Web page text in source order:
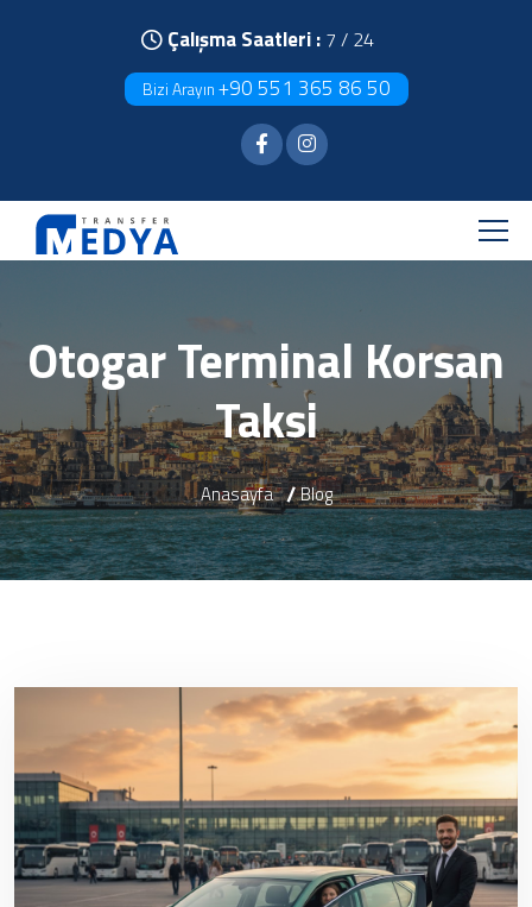
Çalışma Saatleri : 7 / 24
Bizi Arayın +90 551 365 86 50
Otogar Terminal Korsan
Taksi
Anasayfa Blog